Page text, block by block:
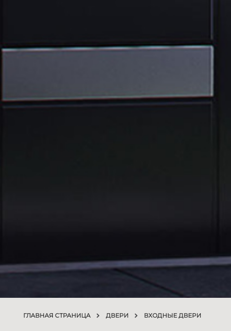
ГЛАВНАЯ СТРАНИЦА ДВЕРИ ВХОДНЫЕ ДВЕРИ